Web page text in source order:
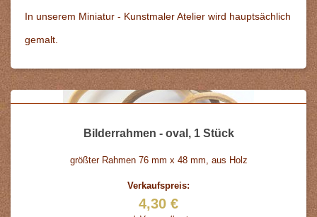
In unserem Miniatur - Kunstmaler Atelier wird hauptsächlich
gemalt.
Bilderrahmen - oval, 1 Stück
größter Rahmen 76 mm x 48 mm, aus Holz
Verkaufspreis:
4,30 €